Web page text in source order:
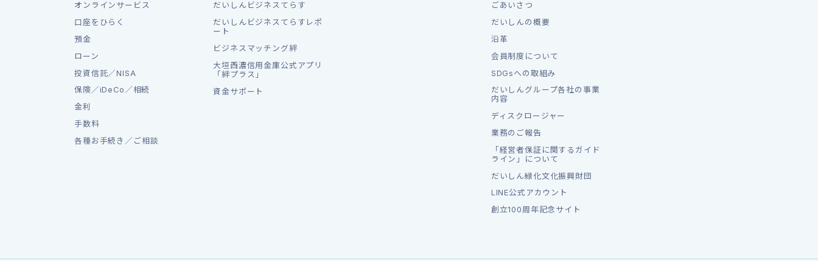
オンラインサービス
口座をひらく
預金
ローン
投資信託／NISA
保険／iDeCo／相続
金利
手数料
各種お手続き／ご相談
だいしんビジネスてらす
だいしんビジネスてらすレポ
ート
ビジネスマッチング絆
大垣西濃信用金庫公式アプリ
「絆プラス」
資金サポート
ごあいさつ
だいしんの概要
沿革
会員制度について
SDGsへの取組み
だいしんグループ各社の事業
内容
ディスクロージャー
業務のご報告
「経営者保証に関するガイド
ライン」について
だいしん緑化文化振興財団
LINE公式アカウント
創立100周年記念サイト